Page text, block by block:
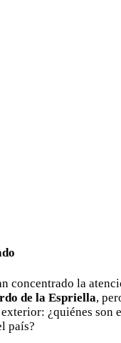
concentrado la
de la Espriella,
¿quiénes son
país?